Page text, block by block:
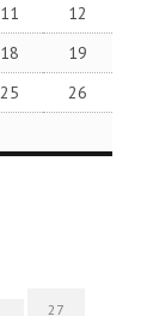
11
12
18
19
25
26
27